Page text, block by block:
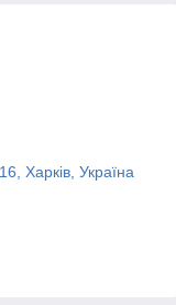
Харків, Україна